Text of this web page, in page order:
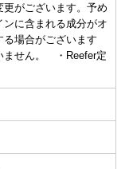
更がございます。予め
に含まれる成分がオ
る場合がございます
ません。 ・Reefer定